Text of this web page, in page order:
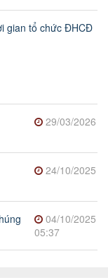
gian tổ chức ĐHCĐ
29/03/2026
24/10/2025
04/10/2025
05:37